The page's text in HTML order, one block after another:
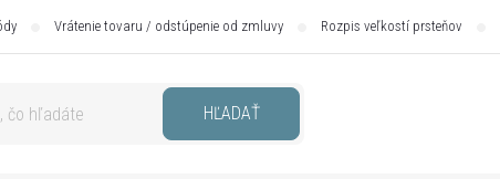
Vrátenie tovaru / odstúpenie od zmluvy Rozpis veľkostí prsteňov
HĽADAŤ